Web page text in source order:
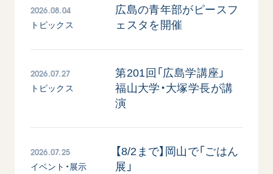
第2代会長・戸田城聖先生
第3代会長・池田大作先生
主な行事
彼岸
「持続可能な開発目標（SDGs）」の取り組み
人道支援
音楽活動
展示活動
教育本部の活動
世界の創価学会の歴史
創価学会 会憲
組織・機構
会長・理事長・各部長の紹介
沿革
略年表
入会について
会員サポート
小説『新・人間革命』『人間革命』要旨
関連リンク
聖教ブックストア
2026.08.04
トピックス
広島の青年部がピースフ
ェスタを開催
2026.07.27
トピックス
第201回「広島学講座」
福山大学・大塚学長が講
演
2026.07.25
イベント・展示
【8/2まで】岡山で「ごはん
展」